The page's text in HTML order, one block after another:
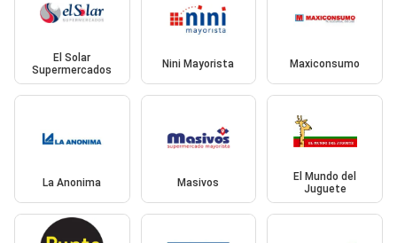
El Solar
Supermercados
Nini Mayorista Maxiconsumo
La Anonima Masivos
El Mundo del
Juguete